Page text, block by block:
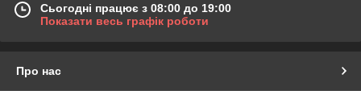
Сьогодні працює з 08:00 до 19:00
Показати весь графік роботи
Про нас